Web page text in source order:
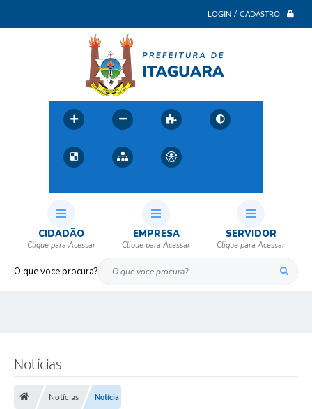
LOGIN / CADASTRO
O que voce procura?
CIDADÃO EMPRESA SERVIDOR
Notícias
Notícias Notícia